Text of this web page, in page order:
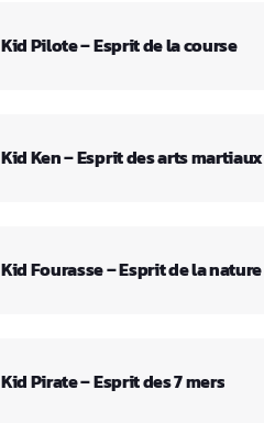
Kid Pilote – Esprit de la course
Kid Ken – Esprit des arts martiaux
Kid Fourasse – Esprit de la nature
Kid Pirate – Esprit des 7 mers